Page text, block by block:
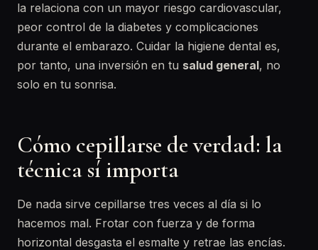
la relaciona con un mayor riesgo cardiovascular,
peor control de la diabetes y complicaciones
durante el embarazo. Cuidar la higiene dental es,
por tanto, una inversión en tu salud general, no
solo en tu sonrisa.
Cómo cepillarse de verdad: la
técnica sí importa
De nada sirve cepillarse tres veces al día si lo
hacemos mal. Frotar con fuerza y de forma
horizontal desgasta el esmalte y retrae las encías.